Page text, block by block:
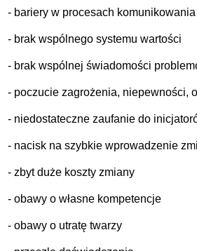
- bariery w procesach
- brak wspólnego systemu wartości
- brak wspólnej świadomości
- poczucie zagrożenia, niepewności,
- niedostateczne zaufanie do
- nacisk na szybkie wprowadzenie
- zbyt duże koszty zmiany
- obawy o własne kompetencje
- obawy o utratę twarzy